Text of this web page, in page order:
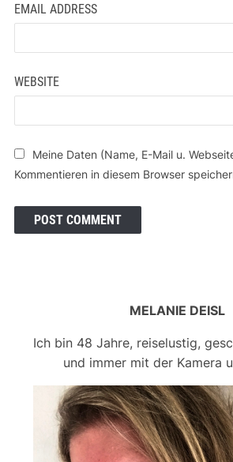
EMAIL ADDRESS
WEBSITE
Meine Daten (Name, E-Mail u.
Kommentieren in diesem Browser
MELANIE DEISL
Ich bin 48 Jahre, reiselustig,
und immer mit der Kamera